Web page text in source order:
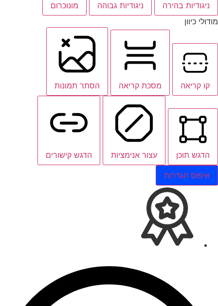
ניגודיות בהירה ניגודיות גבוהה
מונוכרום
מודולי כיוון
קו קריאה מסכת קריאה הסתר תמונות
הדגש תוכן עצור אנימציות הדגש קישורים
איפוס הגדרות